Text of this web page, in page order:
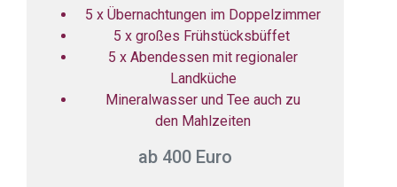
5 x Übernachtungen im Doppelzimmer
5 x großes Frühstücksbüffet
5 x Abendessen mit regionaler
Landküche
Mineralwasser und Tee auch zu
den Mahlzeiten
ab 400 Euro